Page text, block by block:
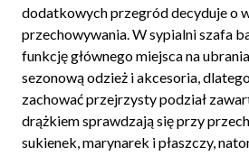
dodatkowych przegród decyduje o
przechowywania. W sypialni szafa
funkcję głównego miejsca na
sezonową odzież i akcesoria,
zachować przejrzysty podział
drążkiem sprawdzają się przy
sukienek, marynarek i płaszczy,